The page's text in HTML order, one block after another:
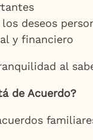
deseos
y financiero
al
de Acuerdo?